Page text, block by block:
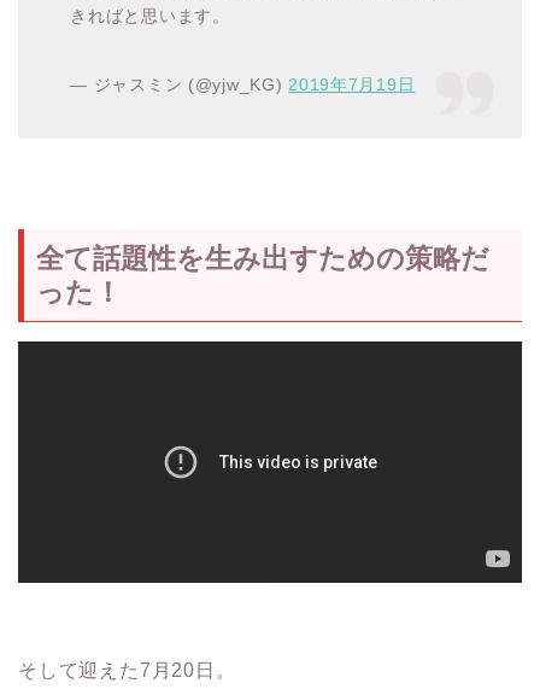
きればと思います。
— ジャスミン (@yjw_KG)2019年7月19日
全て話題性を生み出すための策略だ
った！
そして迎えた7月20日。